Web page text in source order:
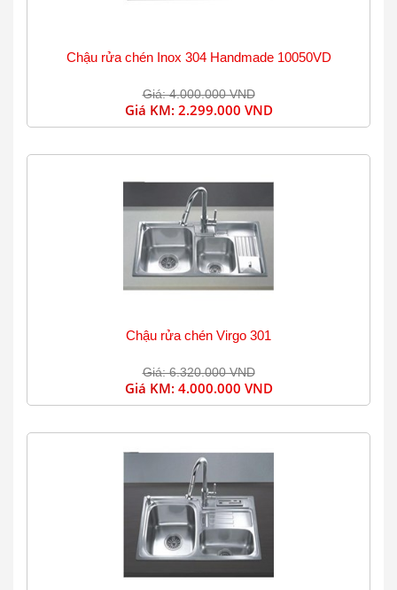
Chậu rửa chén Inox 304 Handmade 10050VD
Giá: 4.000.000 VND
Giá KM: 2.299.000 VND
Chậu rửa chén Virgo 301
Giá: 6.320.000 VND
Giá KM: 4.000.000 VND